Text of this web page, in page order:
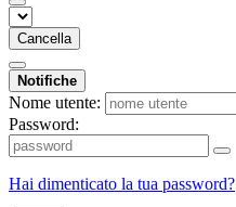
Cancella
Notifiche
Nome utente:
Password:
Hai dimenticato la tua password?